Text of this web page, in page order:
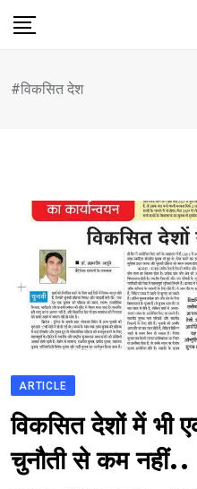
#विकसित देश
ARTICLE
विकसित देशों में भी
चुनौती से कम नहीं..